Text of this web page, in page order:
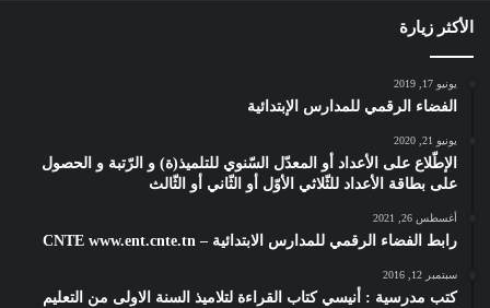
الأكثر زيارة
يونيو 17, 2019
الفضاء الرقمي للمدارس الإبتدائية
يونيو 21, 2020
الإطّلاع على الأعداد أو المعدّل السّنوي للتلميذ(ة) و الرّتبة و الحصول
على بطاقة الأعداد للثّلاثي الأوّل أو الثّاني أو الثّالث
أغسطس 26, 2021
رابط الفضاء الرقمي للمدارس الابتدائية – CNTE www.ent.cnte.tn
سبتمبر 12, 2016
كتب مدرسية : أنيسي كتاب القراءة لتلاميذ السنة الاولى من التعليم